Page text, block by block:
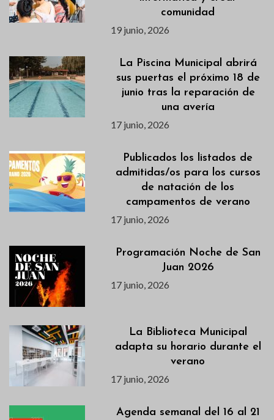
comunidad
19 junio, 2026
La Piscina Municipal abrirá
sus puertas el próximo 18 de
junio tras la reparación de
una avería
17 junio, 2026
Publicados los listados de
admitidas/os para los cursos
de natación de los
campamentos de verano
17 junio, 2026
Programación Noche de San
Juan 2026
17 junio, 2026
La Biblioteca Municipal
adapta su horario durante el
verano
17 junio, 2026
Agenda semanal del 16 al 21